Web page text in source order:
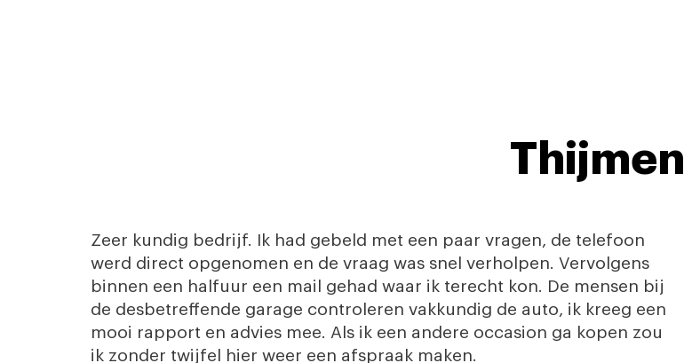
Thijmen
Zeer kundig bedrijf. Ik had gebeld met een paar vragen, de telefoon
werd direct opgenomen en de vraag was snel verholpen. Vervolgens
binnen een halfuur een mail gehad waar ik terecht kon. De mensen bij
de desbetreffende garage controleren vakkundig de auto, ik kreeg een
mooi rapport en advies mee. Als ik een andere occasion ga kopen zou
ik zonder twijfel hier weer een afspraak maken.